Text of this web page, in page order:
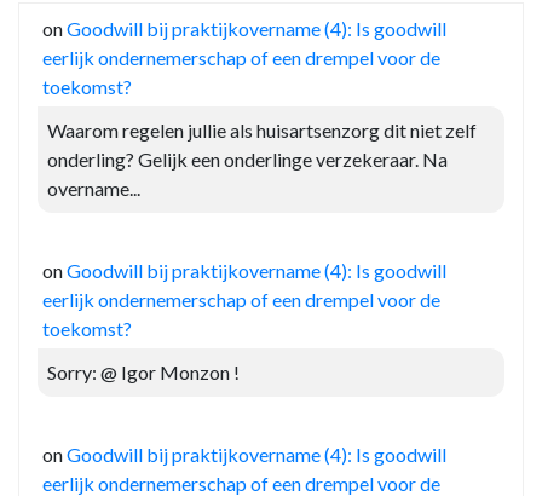
onGoodwill bij praktijkovername (4): Is goodwill
eerlijk ondernemerschap of een drempel voor de
toekomst?
Waarom regelen jullie als huisartsenzorg dit niet zelf
onderling? Gelijk een onderlinge verzekeraar. Na
overname...
onGoodwill bij praktijkovername (4): Is goodwill
eerlijk ondernemerschap of een drempel voor de
toekomst?
Sorry: @ Igor Monzon !
onGoodwill bij praktijkovername (4): Is goodwill
eerlijk ondernemerschap of een drempel voor de